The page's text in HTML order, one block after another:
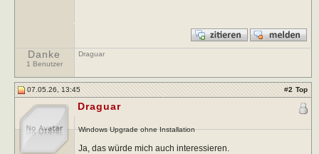
Danke
1 Benutzer
Draguar
07.05.26, 13:45 #2 Top
Draguar
Windows Upgrade ohne Installation
Ja, das würde mich auch interessieren.